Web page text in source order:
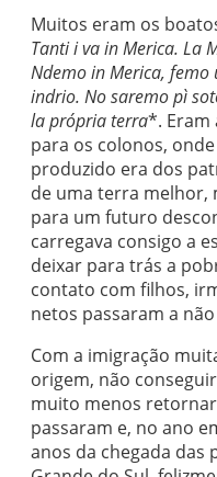
Muitos eram os
Tanti i va in Merica. La
Ndemo in Merica,
indrio. No saremo pì
la própria terra*. Eram
para os colonos,
produzido era dos
de uma terra melhor,
para um futuro
carregava consigo a
deixar para trás a
contato com filhos,
netos passaram a
Com a imigração
origem, não
muito menos
passaram e, no ano
anos da chegada das